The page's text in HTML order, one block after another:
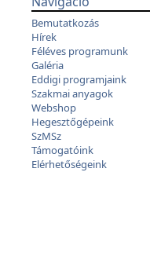
Bemutatkozás
Hírek
Féléves programunk
Galéria
Eddigi programjaink
Szakmai anyagok
Webshop
Hegesztőgépeink
SzMSz
Támogatóink
Elérhetőségeink